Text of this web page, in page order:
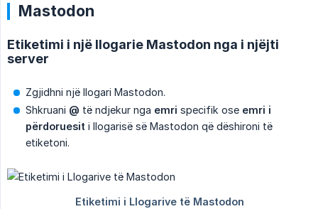
Mastodon
Etiketimi i një llogarie Mastodon nga i njëjti
server
Zgjidhni një llogari Mastodon.
Shkruani @ të ndjekur nga emri specifik ose emri i
përdoruesit i llogarisë së Mastodon që dëshironi të
etiketoni.